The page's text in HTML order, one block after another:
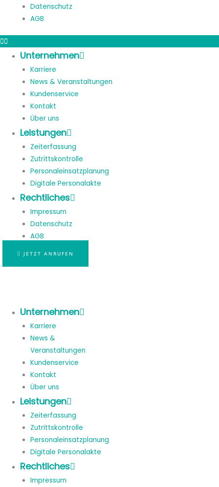
Datenschutz
AGB
Unternehmen
Karriere
News & Veranstaltungen
Kundenservice
Kontakt
Über uns
Leistungen
Zeiterfassung
Zutrittskontrolle
Personaleinsatzplanung
Digitale Personalakte
Rechtliches
Impressum
Datenschutz
AGB
JETZT ANRUFEN
Unternehmen
Karriere
News &
Veranstaltungen
Kundenservice
Kontakt
Über uns
Leistungen
Zeiterfassung
Zutrittskontrolle
Personaleinsatzplanung
Digitale Personalakte
Rechtliches
Impressum